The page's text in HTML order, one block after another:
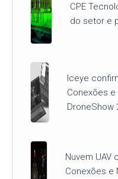
CPE
do setor e
Iceye
Conexões e
DroneShow
Nuvem UAV
Conexões e